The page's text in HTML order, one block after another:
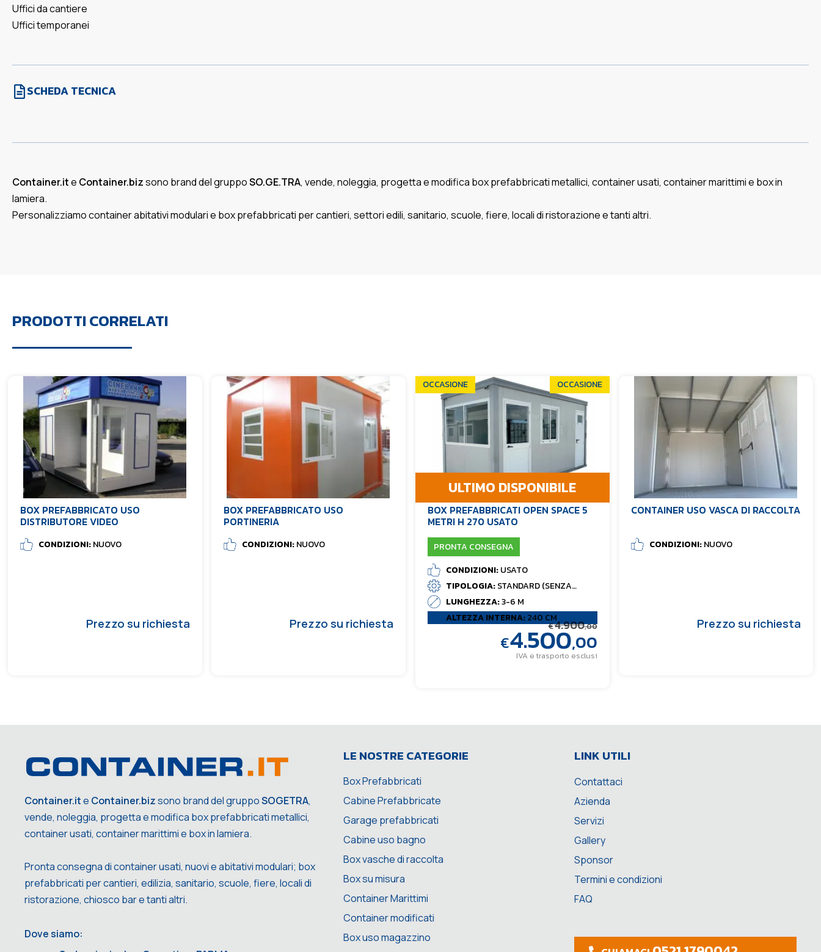
Uffici da cantiere
Uffici temporanei
SCHEDA TECNICA
Container.ite Container.bizsono brand del gruppoSO.GE.TRA, vende, noleggia, progetta e modifica box prefabbricati metallici, container usati, container marittimi e box in
lamiera.
Personalizziamo container abitativi modulari e box prefabbricati per cantieri, settori edili, sanitario, scuole, fiere, locali di ristorazione e tanti altri.
PRODOTTI CORRELATI
BOX PREFABBRICATO USO
DISTRIBUTORE VIDEO
CONDIZIONI:NUOVO
Prezzo su richiesta
BOX PREFABBRICATO USO
PORTINERIA
CONDIZIONI:NUOVO
Prezzo su richiesta
OCCASIONE
OCCASIONE
ULTIMO DISPONIBILE
BOX PREFABBRICATI OPEN SPACE 5
METRI H 270 USATO
PRONTA CONSEGNA
CONDIZIONI:USATO
TIPOLOGIA:STANDARD (SENZA
BAGNO)
LUNGHEZZA:3-6 M
ALTEZZA INTERNA:240 CM
€4.900,00
€4.500,00
IVA e trasporto esclusi
CONTAINER USO VASCA DI RACCOLTA
CONDIZIONI:NUOVO
Prezzo su richiesta
Container.ite Container.bizsono brand del gruppoSOGETRA,
vende, noleggia, progetta e modifica box prefabbricati metallici,
container usati, container marittimi e box in lamiera.
Pronta consegna di container usati, nuovi e abitativi modulari; box
prefabbricati per cantieri, edilizia, sanitario, scuole, fiere, locali di
ristorazione, chiosco bar e tanti altri.
Dove siamo:
LE NOSTRE CATEGORIE
Box Prefabbricati
Cabine Prefabbricate
Garage prefabbricati
Cabine uso bagno
Box vasche di raccolta
Box su misura
Container Marittimi
Container modificati
Box uso magazzino
LINK UTILI
Contattaci
Azienda
Servizi
Gallery
Sponsor
Termini e condizioni
FAQ